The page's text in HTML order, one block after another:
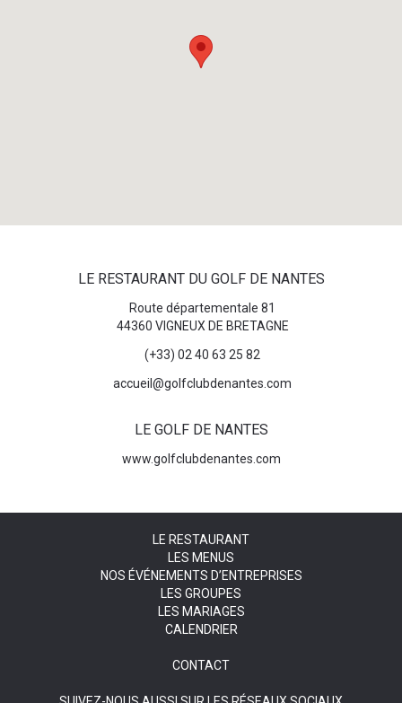
LE RESTAURANT DU GOLF DE NANTES
Route départementale 81
44360 VIGNEUX DE BRETAGNE
(+33) 02 40 63 25 82
accueil@golfclubdenantes.com
LE GOLF DE NANTES
www.golfclubdenantes.com
LE RESTAURANT
LES MENUS
NOS ÉVÉNEMENTS D’ENTREPRISES
LES GROUPES
LES MARIAGES
CALENDRIER
CONTACT